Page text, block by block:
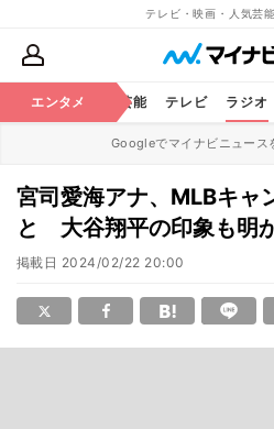
テレビ・映画・人気芸
エンタメ 芸能 テレビ ラジオ
Googleでマイナビニュース
宮司愛海アナ、MLBキャ
と 大谷翔平の印象も明
掲載日 2024/02/22 20:00